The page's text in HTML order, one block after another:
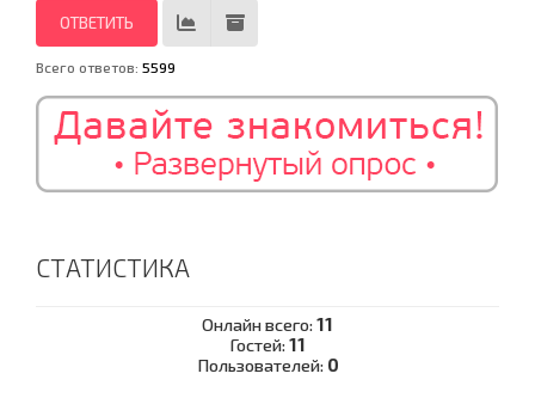
Всего ответов: 5599
СТАТИСТИКА
Онлайн всего:11
Гостей:11
Пользователей: 0